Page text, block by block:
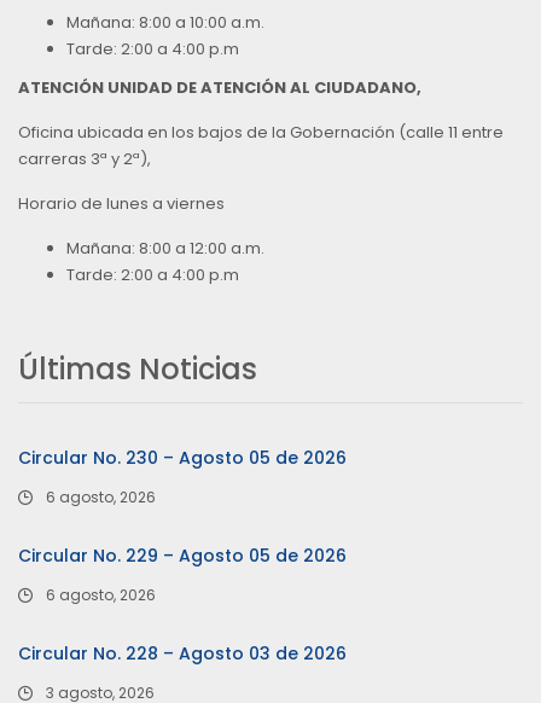
Mañana: 8:00 a 10:00 a.m.
Tarde: 2:00 a 4:00 p.m
ATENCIÓN UNIDAD DE ATENCIÓN AL CIUDADANO,
Oficina ubicada en los bajos de la Gobernación (calle 11 entre
carreras 3ª y 2ª),
Horario de lunes a viernes
Mañana: 8:00 a 12:00 a.m.
Tarde: 2:00 a 4:00 p.m
Últimas Noticias
Circular No. 230 – Agosto 05 de 2026
6 agosto, 2026
Circular No. 229 – Agosto 05 de 2026
6 agosto, 2026
Circular No. 228 – Agosto 03 de 2026
3 agosto, 2026